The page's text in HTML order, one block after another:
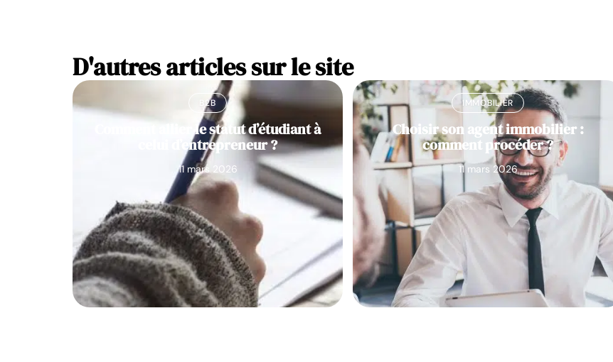
D'autres articles sur le site
B2B
Comment allier le statut d’étudiant à
celui d’entrepreneur ?
11 mars 2026
IMMOBILIER
Choisir son agent immobilier :
comment procéder ?
11 mars 2026